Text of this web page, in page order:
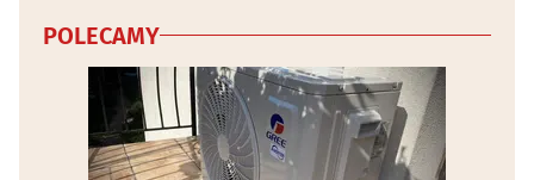
POLECAMY